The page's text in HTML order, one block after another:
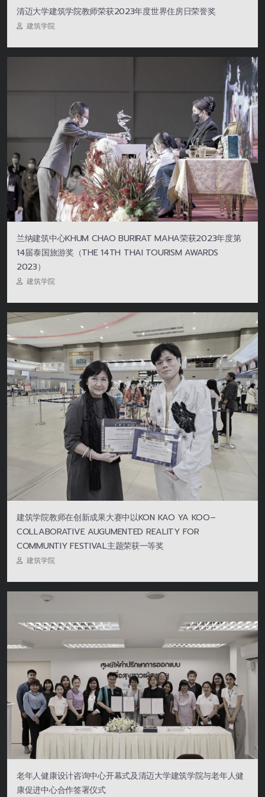
清迈大学建筑学院教师荣获2023年度世界住房日荣誉奖
建筑学院
兰纳建筑中心KHUM CHAO BURIRAT MAHA荣获2023年度第
14届泰国旅游奖（THE 14TH THAI TOURISM AWARDS
2023）
建筑学院
建筑学院教师在创新成果大赛中以KON KAO YA KOO–
COLLABORATIVE AUGUMENTED REALITY FOR
COMMUNTIY FESTIVAL主题荣获一等奖
建筑学院
老年人健康设计咨询中心开幕式及清迈大学建筑学院与老年人健
康促进中心合作签署仪式